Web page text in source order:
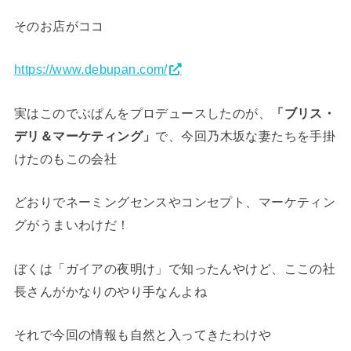
そのお店がココ
https://www.debupan.com/
実はこのでぶぱんをプロデュースしたのが、
「ブリス・
デリ＆マーケティング」 で、今回乃木坂な妻たちを手掛
けたのもこの会社
どおりでネーミングセンスやコンセプト、マーケティン
グがうまいわけだ！
ぼくは「ガイアの夜明け」で知ったんやけど、ここの社
長さんがかなりのやり手なんよね
それで今回の情報も自然と入ってきたわけや